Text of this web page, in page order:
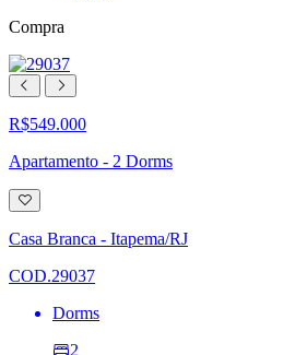
Compra
R$549.000
Apartamento - 2 Dorms
Adicionar
à
lista
de
Casa Branca - Itapema/RJ
COD.29037
Dorms
2